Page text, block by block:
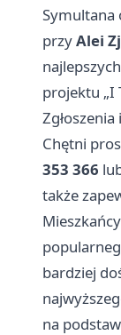
Symultana
przyAlei
projektu „I
Chętni
353 366
także
bardziej
na